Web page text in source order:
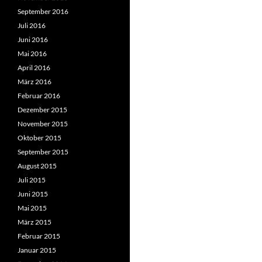
September 2016
Juli 2016
Juni 2016
Mai 2016
April 2016
März 2016
Februar 2016
Dezember 2015
November 2015
Oktober 2015
September 2015
August 2015
Juli 2015
Juni 2015
Mai 2015
März 2015
Februar 2015
Januar 2015